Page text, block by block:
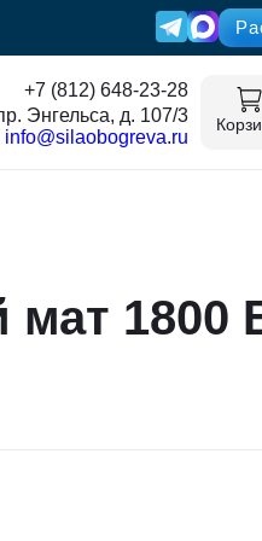
+7 (812) 648-23-28
Энгельса, д. 107/3
info@silaobogreva.ru
1800